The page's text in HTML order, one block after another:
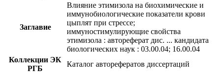
Заглавие
Влияние этимизола на биохимические и
иммунобиологические показатели крови
цыплят при стрессе;
иммуностимулирующие свойства
этимизола : автореферат дис. ... кандидата
биологических наук : 03.00.04; 16.00.04
Коллекции ЭК
РГБ
Каталог авторефератов диссертаций